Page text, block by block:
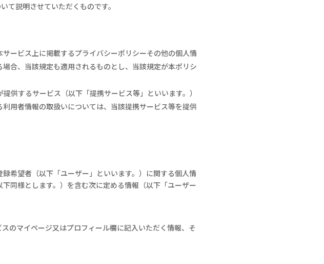
て説明させていただくものです。
ービス上に掲載するプライバシーポリシーその他の個人情
合、当該規定も適用されるものとし、当該規定が本ポリシ
供するサービス（以下「提携サービス等」といいます。）
用者情報の取扱いについては、当該提携サービス等を提供
希望者（以下「ユーザー」といいます。）に関する個人情
同様とします。）を含む次に定める情報（以下「ユーザー
のマイページ又はプロフィール欄に記入いただく情報、そ